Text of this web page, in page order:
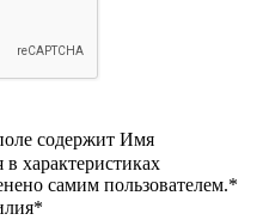
содержит Имя
в характеристиках
самим пользователем.*
*